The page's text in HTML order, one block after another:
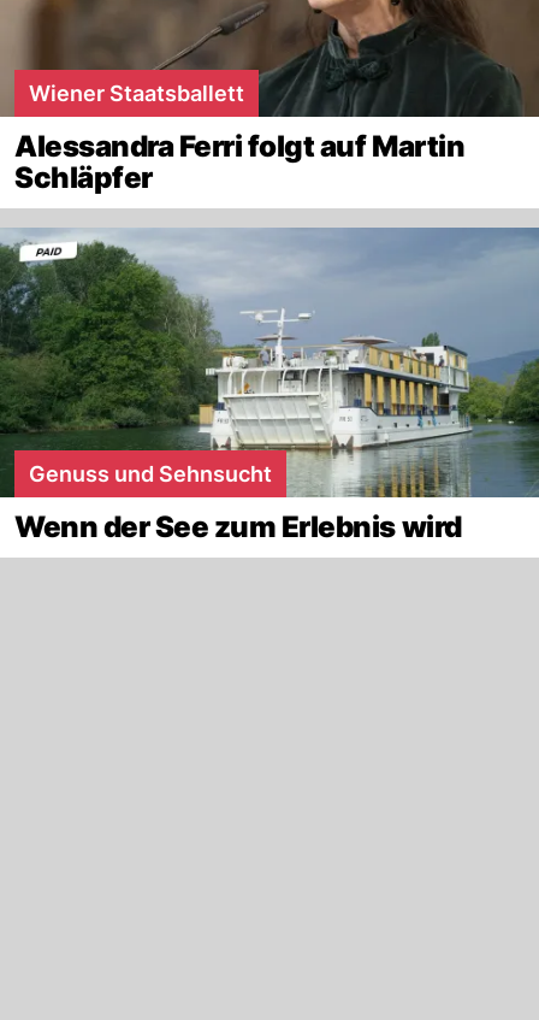
Wiener Staatsballett
Alessandra Ferri folgt auf Martin
Schläpfer
Genuss und Sehnsucht
Wenn der See zum Erlebnis wird